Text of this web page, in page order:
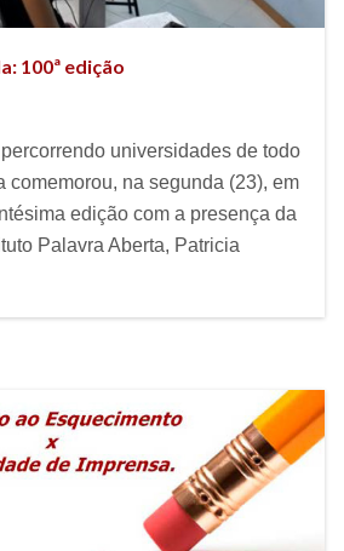
100ª edição
universidades de todo
comemorou, na segunda (23), em
edição com a presença da
Palavra Aberta, Patricia